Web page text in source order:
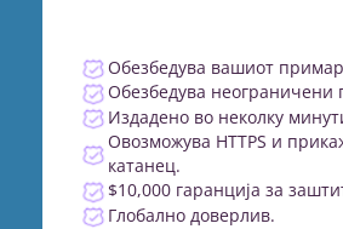
Обезбедува вашиот
Обезбедува неограничени
Издадено во неколку
Овозможува HTTPS и
катанец.
$10,000 гаранција за
Глобално доверлив.